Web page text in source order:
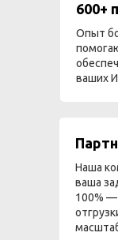
600+
Опыт
ваших
Наша
ваша
100% —